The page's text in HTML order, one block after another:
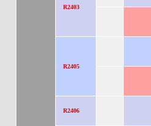
R2403
R2405
R2406